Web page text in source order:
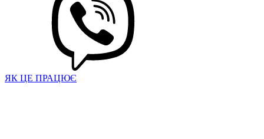
ЯК ЦЕ ПРАЦЮЄ